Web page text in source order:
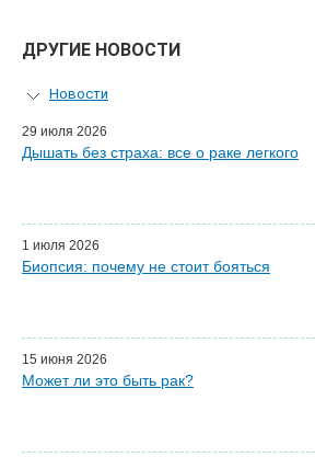
ДРУГИЕ НОВОСТИ
Новости
Персональный гид
Мастер-классы для врачей
Наши партнеры
29 июля 2026
Дышать без страха: все о раке легкого
1 июля 2026
Биопсия: почему не стоит бояться
15 июня 2026
Может ли это быть рак?